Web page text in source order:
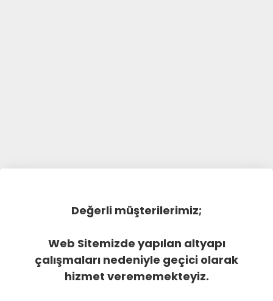
Değerli müşterilerimiz;
Web Sitemizde yapılan altyapı
çalışmaları nedeniyle geçici olarak
hizmet verememekteyiz.